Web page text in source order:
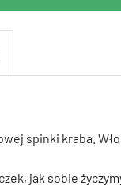
spinki kraba.
jak sobie